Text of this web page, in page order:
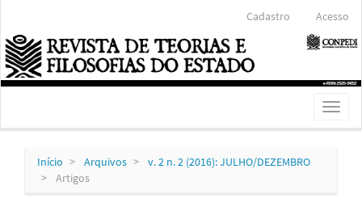
Conteúdo
principal
Barra
Lateral
Cadastro Acesso
Toggle
Início Arquivos
v. 2 n. 2 (2016): JULHO/DEZEMBRO
Artigos